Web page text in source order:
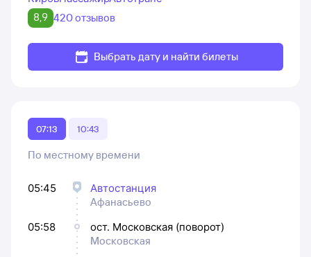
8,9 420 отзывов
Выбрать дату и найти билеты
07:13 10:43
По местному времени
05:45
Автостанция
Афанасьево
05:58
ост. Московская (поворот)
Московская